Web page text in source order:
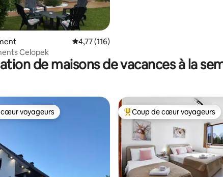
la base de 35 commentaires : 4,94 sur 5
Évaluation moyenne sur la base de 116
4,77 (116)
Celopek
de maisons de vacances à la
voyageurs
voyageurs Coups de cœur voyageurs
Coup de cœur voyageurs